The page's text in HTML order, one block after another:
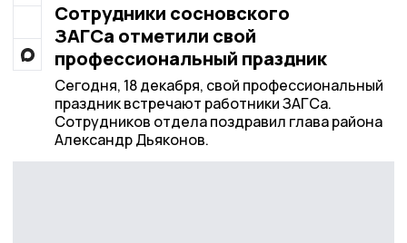
Сотрудники сосновского
ЗАГСа отметили свой
профессиональный праздник
Сегодня, 18 декабря, свой профессиональный
праздник встречают работники ЗАГСа.
Сотрудников отдела поздравил глава района
Александр Дьяконов.